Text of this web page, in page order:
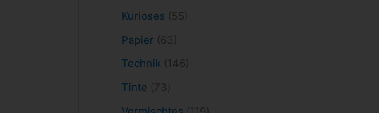
Kurioses (55)
Papier (63)
Technik(146)
Tinte (73)